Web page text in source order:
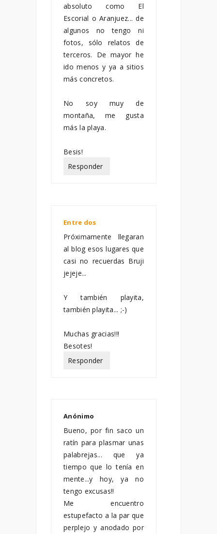
absoluto como El
Escorial o Aranjuez... de
algunos no tengo ni
fotos, sólo relatos de
terceros. De mayor he
ido menos y ya a sitios
más concretos.
No soy muy de
montaña, me gusta
más la playa.
Besis!
Responder
Entre dos
Próximamente llegaran
al blog esos lugares que
casi no recuerdas Bruji
jejeje...
Y también playita,
también playita... ;-)
Muchas gracias!!!
Besotes!
Responder
Anónimo
Bueno, por fin saco un
ratín para plasmar unas
palabrejas... que ya
tiempo que lo tenía en
mente...y hoy, ya no
tengo excusas!!
Me encuentro
estupefacto a la par que
perplejo y anodado por